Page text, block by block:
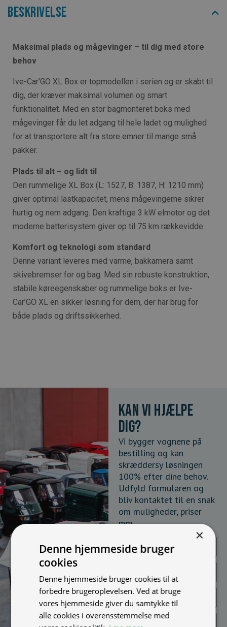
Beskrivelse
Maksimal plads og mågevinger – til dig med store
behov
Ive-Car’GO XL Box er topmodellen i serien og er skabt til
dig, der kræver maksimal volumen og smart
funktionalitet. Med en stor bagmonteret boks med
mågevinger får du let adgang til hele ladet og mulighed
for at transportere alt fra store emner til mange små
pakker.
Plads til alt – og lidt til
Den rummelige XL Box (L: 1527, B: 1387, H: 1210 mm)
giver optimal lastkapacitet, mens mågevingerne sikrer
hurtig og nem adgang. Den kraftige 3 kW elmotor og det
moderne batterisystem giver op til 75 km rækkevidde.
Komfort og teknologi som standard
Denne variant leveres med varme, bakkamera samt
skivebremser for og bag. Med sin robuste konstruktion,
stabile køreegenskaber og rummelige boks er Ive-
Car’GO XL en sikker løsning for dem, der har brug for
både plads og driftssikkerhed.
Kan vi hjælpe
dig?
Vi bygger vognene på
bestilling og kan
skræddersy løsningen
100% efter dine behov.
Udfyld formularen og
bliv kontaktet til en snak
om muligheder, priser
mm.
×
Denne hjemmeside bruger
cookies
Denne hjemmeside bruger cookies til at
forbedre brugeroplevelsen. Ved at bruge
vores hjemmeside giver du samtykke til
alle cookies i overensstemmelse med